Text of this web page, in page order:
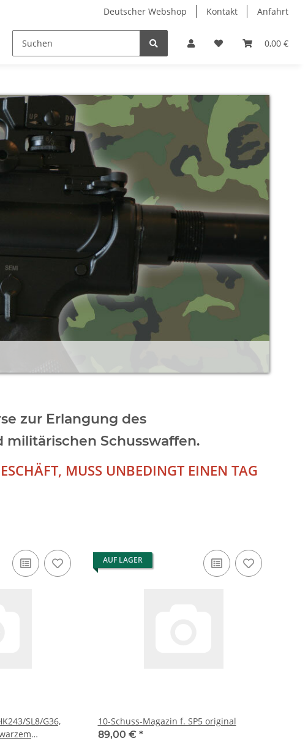
Deutscher Webshop Kontakt Anfahrt
0,00 €
zur Erlangung des
Schusswaffen.
MUSS UNBEDINGT EINEN TAG
SL8/G36,
AUF LAGER
10-Schuss-Magazin f. SP5 original
89,00 € *